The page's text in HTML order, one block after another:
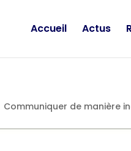
Accueil Actus
Communiquer de manière